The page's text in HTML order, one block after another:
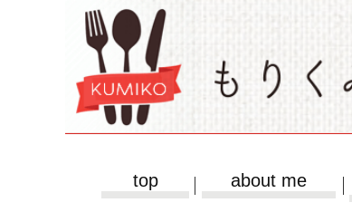
top about me